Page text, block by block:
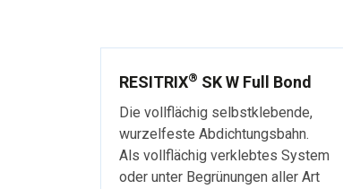
RESITRIX® SK W Full Bond
Die vollflächig selbstklebende,
wurzelfeste Abdichtungsbahn.
Als vollflächig verklebtes System
oder unter Begrünungen aller Art